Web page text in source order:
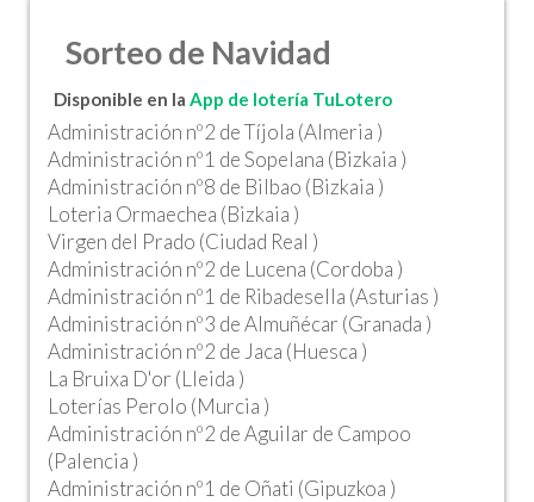
Sorteo de Navidad
Disponible en la App de lotería TuLotero
Administración nº2 de Tíjola (Almeria )
Administración nº1 de Sopelana (Bizkaia )
Administración nº8 de Bilbao (Bizkaia )
Loteria Ormaechea (Bizkaia )
Virgen del Prado (Ciudad Real )
Administración nº2 de Lucena (Cordoba )
Administración nº1 de Ribadesella (Asturias )
Administración nº3 de Almuñécar (Granada )
Administración nº2 de Jaca (Huesca )
La Bruixa D'or (Lleida )
Loterías Perolo (Murcia )
Administración nº2 de Aguilar de Campoo
(Palencia )
Administración nº1 de Oñati (Gipuzkoa )